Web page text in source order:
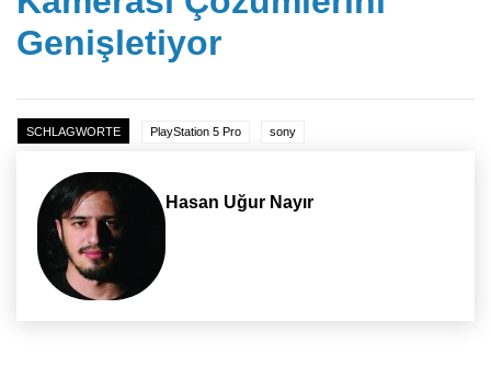
Genişletiyor
SCHLAGWORTE PlayStation 5 Pro sony
Hasan Uğur Nayır